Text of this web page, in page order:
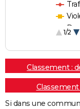
1/2
Classement :
Classement
Si dans une